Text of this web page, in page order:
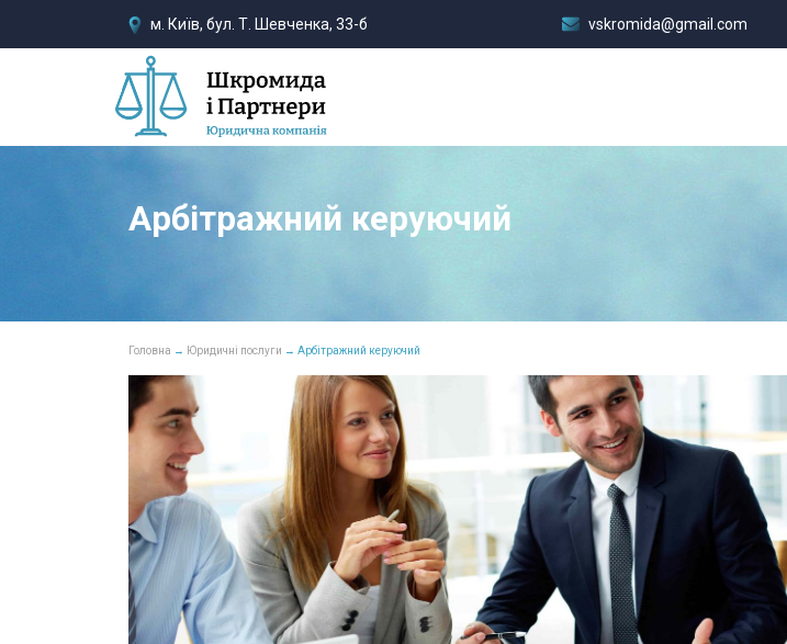
м. Київ, бул. Т. Шевченка, 33-б vskromida@gmail.com
Арбітражний керуючий
Головна → Юридичні послуги → Арбітражний керуючий